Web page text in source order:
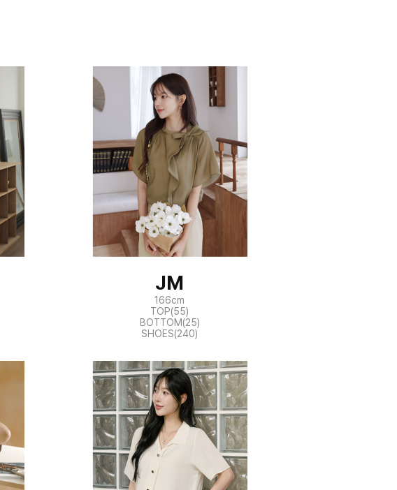
JM
166cm
TOP(55)
BOTTOM(25)
SHOES(240)